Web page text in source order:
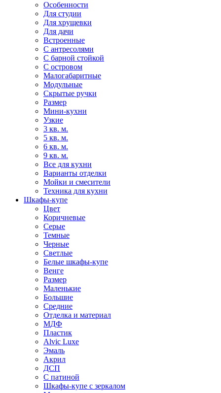
Особенности
Для студии
Для хрущевки
Для дачи
Встроенные
С антресолями
С барной стойкой
С островом
Малогабаритные
Модульные
Скрытые ручки
Размер
Мини-кухни
Узкие
3 кв. м.
5 кв. м.
6 кв. м.
9 кв. м.
Все для кухни
Варианты отделки
Мойки и смесители
Техника для кухни
Шкафы-купе
Цвет
Коричневые
Серые
Темные
Черные
Светлые
Белые шкафы-купе
Венге
Размер
Маленькие
Большие
Средние
Отделка и материал
МДФ
Пластик
Alvic Luxe
Эмаль
Акрил
ДСП
С патиной
Шкафы-купе с зеркалом